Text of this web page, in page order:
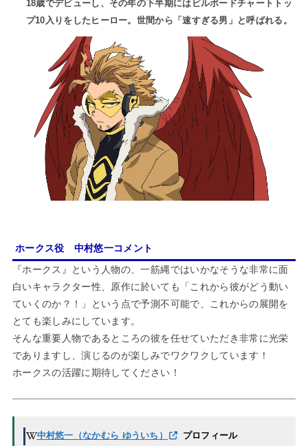
18歳でデビューし、その年の下半期にはビルボードチャートトッ
プ10入りをしたヒーロー。世間から「速すぎる男」と呼ばれる。
ホークス役 中村悠一コメント
『ホークス』という人物の、一筋縄ではいかなそうな非常に面
白いキャラクター性、原作に於いても「これから彼がどう動い
ていくのか？！」という点で予測不可能で、これからの展開を
とても楽しみにしています。
そんな重要人物であるところの彼を任せていただき非常に光栄
でありますし、演じるのが楽しみでワクワクしています！
ホークスの活躍に期待してください！
中村悠一（なかむら ゆういち） プロフィール